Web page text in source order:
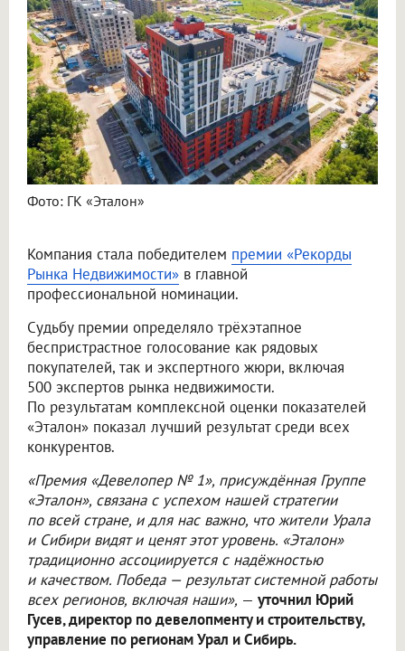
Фото: ГК «Эталон»
Компания стала победителем премии «Рекорды
Рынка Недвижимости» в главной
профессиональной номинации.
Судьбу премии определяло трёхэтапное
беспристрастное голосование как рядовых
покупателей, так и экспертного жюри, включая
500 экспертов рынка недвижимости.
По результатам комплексной оценки показателей
«Эталон» показал лучший результат среди всех
конкурентов.
«Премия «Девелопер № 1», присуждённая Группе
«Эталон», связана с успехом нашей стратегии
по всей стране, и для нас важно, что жители Урала
и Сибири видят и ценят этот уровень. «Эталон»
традиционно ассоциируется с надёжностью
и качеством. Победа — результат системной работы
всех регионов, включая наши», — уточнил Юрий
Гусев, директор по девелопменту и строительству,
управление по регионам Урал и Сибирь.